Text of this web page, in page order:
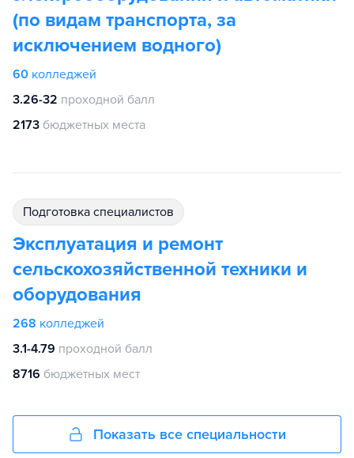
(по видам транспорта, за
исключением водного)
60 колледжей
3.26-32 проходной балл
2173 бюджетных места
подготовка специалистов
Эксплуатация и ремонт
сельскохозяйственной техники и
оборудования
268 колледжей
3.1-4.79 проходной балл
8716 бюджетных мест
Показать все специальности